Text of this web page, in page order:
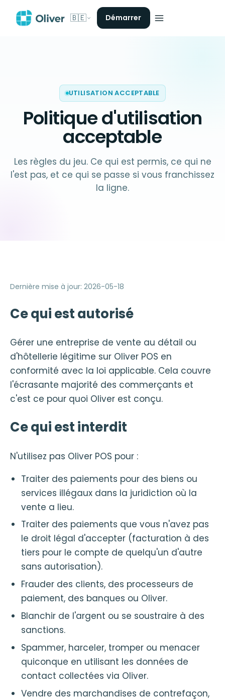
🇧🇪 Démarrer
UTILISATION ACCEPTABLE
Politique d'utilisation
acceptable
Les règles du jeu. Ce qui est permis, ce qui ne
l'est pas, et ce qui se passe si vous franchissez
la ligne.
Dernière mise à jour: 2026-05-18
Ce qui est autorisé
Gérer une entreprise de vente au détail ou
d'hôtellerie légitime sur Oliver POS en
conformité avec la loi applicable. Cela couvre
l'écrasante majorité des commerçants et
c'est ce pour quoi Oliver est conçu.
Ce qui est interdit
N'utilisez pas Oliver POS pour :
Traiter des paiements pour des biens ou
services illégaux dans la juridiction où la
vente a lieu.
Traiter des paiements que vous n'avez pas
le droit légal d'accepter (facturation à des
tiers pour le compte de quelqu'un d'autre
sans autorisation).
Frauder des clients, des processeurs de
paiement, des banques ou Oliver.
Blanchir de l'argent ou se soustraire à des
sanctions.
Spammer, harceler, tromper ou menacer
quiconque en utilisant les données de
contact collectées via Oliver.
Vendre des marchandises de contrefaçon,